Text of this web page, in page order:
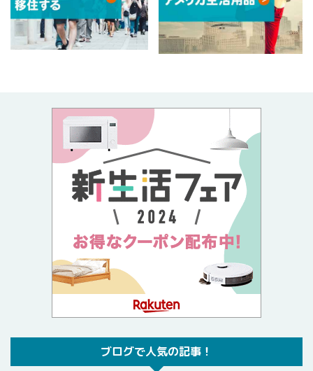
ブログで人気の記事！